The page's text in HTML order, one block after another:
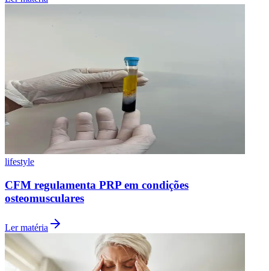
lifestyle
CFM regulamenta PRP em condições
osteomusculares
Ler matéria